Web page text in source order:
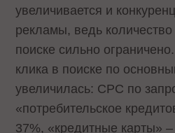
увеличивается и
рекламы, ведь
поиске сильно
клика в поиске по
увеличилась: CPC по
«потребительское
37%, «кредитные карты»